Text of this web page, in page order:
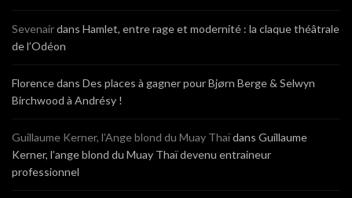
Sevenairdans Hamlet, entre rage et modernité : la claque théâtrale
de l’Odéon
Florencedans Des places à gagner pour Bjørn Berge & Selwyn
Birchwood à Andrésy !
Guillaume Kerner, l’Ange blond du Muay Thaïdans Guillaume
Kerner, l’ange blond du Muay Thaï devenu entraineur
professionnel